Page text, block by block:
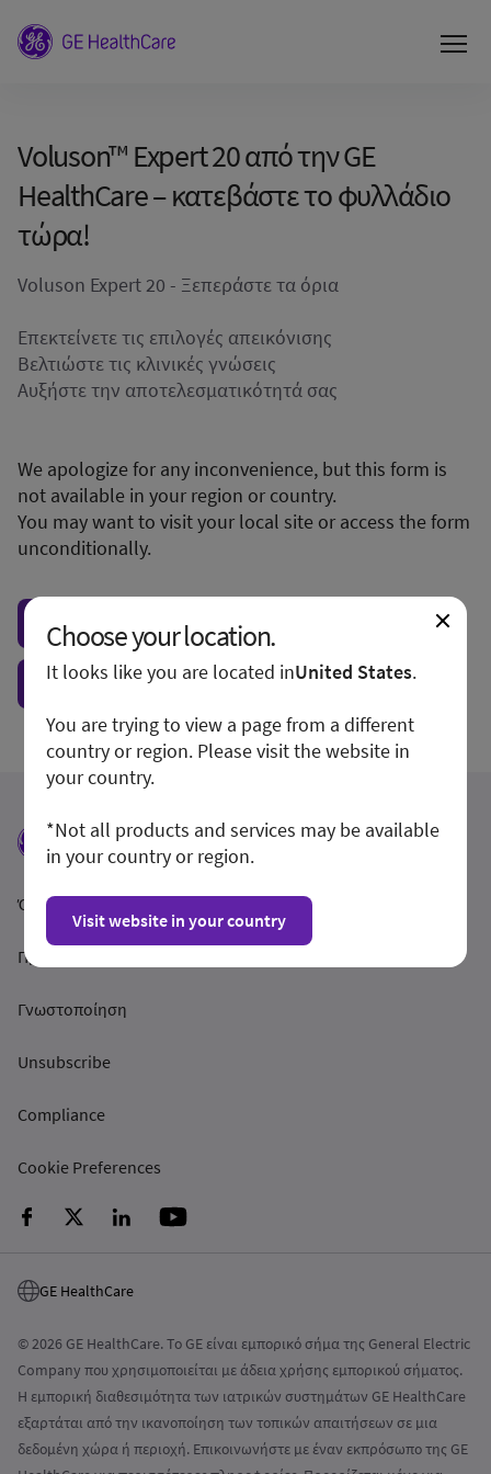
Voluson™ Expert 20 από την GE
HealthCare – κατεβάστε το φυλλάδιο
τώρα!
Voluson Expert 20 - Ξεπεράστε τα όρια
Επεκτείνετε τις επιλογές απεικόνισης
Βελτιώστε τις κλινικές γνώσεις
Αυξήστε την αποτελεσματικότητά σας
We apologize for any inconvenience, but this form is
not available in your region or country.
You may want to visit your local site or access the form
unconditionally.
Visit local site
Show form unconditionally
Όροι και Προϋποθέσεις
Προστασία Απορρήτου
Γνωστοποίηση
Unsubscribe
Compliance
Cookie Preferences
GE HealthCare
© 2026 GE HealthCare. Το GE είναι εμπορικό σήμα της General Electric
Company που χρησιμοποιείται με άδεια χρήσης εμπορικού σήματος.
Η εμπορική διαθεσιμότητα των ιατρικών συστημάτων GE HealthCare
εξαρτάται από την ικανοποίηση των τοπικών απαιτήσεων σε μια
δεδομένη χώρα ή περιοχή. Επικοινωνήστε με έναν εκπρόσωπο της GE
Choose your location.
It looks like you are located inUnited States.
You are trying to view a page from a different
country or region. Please visit the website in
your country.
*Not all products and services may be available
in your country or region.
Visit website in your country